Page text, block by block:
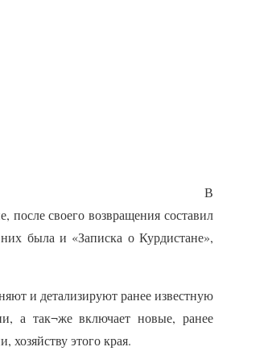
В
после своего возвращения составил
была и «Записка о Курдистане»,
и детализируют ранее известную
а так¬же включает новые, ранее
этого края.